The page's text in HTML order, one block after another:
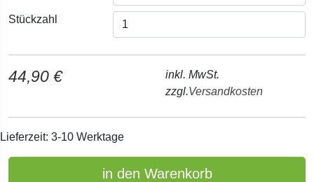
Stückzahl
44,90 €
inkl. MwSt.
zzgl.Versandkosten
Lieferzeit: 3-10 Werktage
in den Warenkorb